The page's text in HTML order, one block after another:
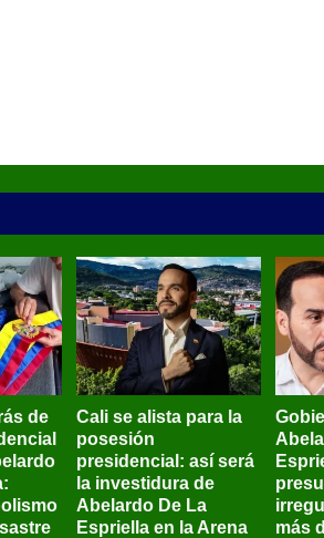
de
Cali se alista para la
posesión
presidencial: así será
la investidura de
Abelardo De La
Espriella en la Arena
más